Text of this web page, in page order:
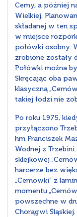
Cemy, a później
Wielkiej.
składanej w ten
w miejsce
połówki osobny.
zrobione zostały
Połówki można
Skręcając oba
klasyczną
takiej łodzi nie
Po roku 1975,
przyłączono
hm Franciszek
Wodnej z
sklejkowej
harcerze bez
„Cemówki” z
momentu
powszechne w
Chorągwi Śląskiej.